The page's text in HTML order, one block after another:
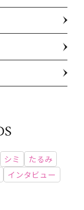
シミ
たるみ
インタビュー